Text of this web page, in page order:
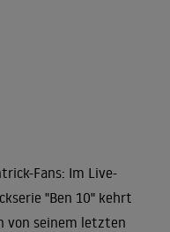
Fans: Im Live-
"Ben 10" kehrt
von seinem letzten